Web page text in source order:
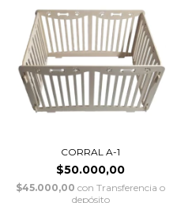
CORRAL A-1
$50.000,00
$45.000,00 con Transferencia o
depósito